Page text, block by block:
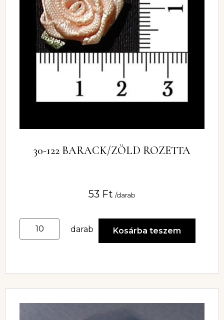
30-122 BARACK/ZÖLD ROZETTA
53 Ft /darab
darab Kosárba teszem